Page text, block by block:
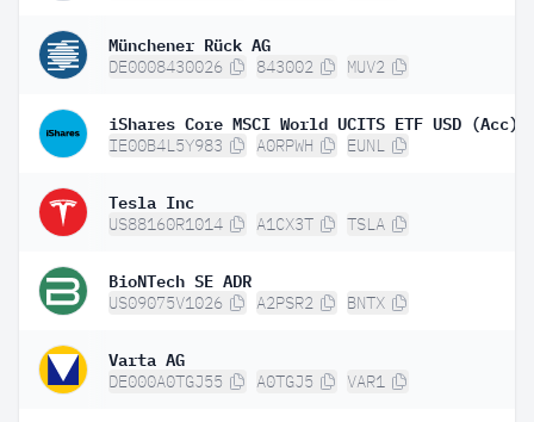
Münchener Rück AG
DE0008430026 843002 MUV2
iShares Core MSCI World UCITS ETF USD (Acc)
IE00B4L5Y983 A0RPWH EUNL
Tesla Inc
US88160R1014 A1CX3T TSLA
BioNTech SE ADR
US09075V1026 A2PSR2 BNTX
Varta AG
DE000A0TGJ55 A0TGJ5 VAR1